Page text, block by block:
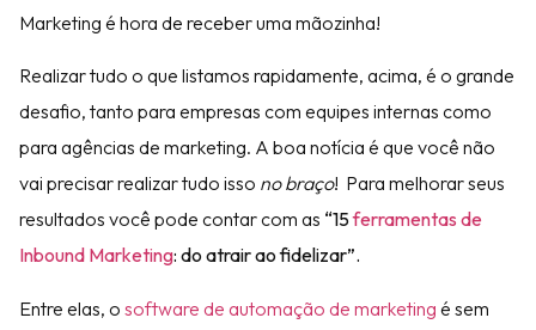
Marketing é hora de receber uma mãozinha!
Realizar tudo o que listamos rapidamente, acima, é o grande
desafio, tanto para empresas com equipes internas como
para agências de marketing. A boa notícia é que você não
vai precisar realizar tudo isso no braço! Para melhorar seus
resultados você pode contar com as “15ferramentas de
Inbound Marketing: do atrair ao fidelizar”.
Entre elas, o software de automação de marketing é sem